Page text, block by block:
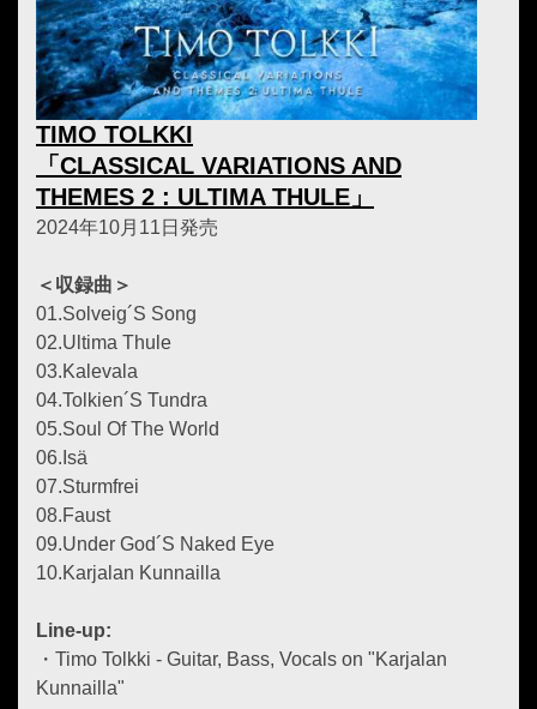
TIMO TOLKKI
「CLASSICAL VARIATIONS AND
THEMES 2 : ULTIMA THULE」
2024年10月11日発売
＜収録曲＞
01.Solveig´S Song
02.Ultima Thule
03.Kalevala
04.Tolkien´S Tundra
05.Soul Of The World
06.Isä
07.Sturmfrei
08.Faust
09.Under God´S Naked Eye
10.Karjalan Kunnailla
Line-up:
・Timo Tolkki - Guitar, Bass, Vocals on "Karjalan
Kunnailla"